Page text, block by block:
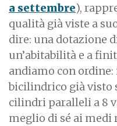
a settembre),
qualità già viste a
dire: una dotazione
un’abitabilità e a
andiamo con
bicilindrico già visto
cilindri paralleli a 8
meglio di sé ai medi